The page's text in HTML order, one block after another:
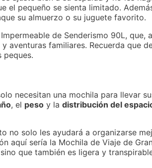
pequeño se sienta limitado.
su almuerzo o su juguete favorito.
de Senderismo 90L, que,
aventuras familiares. Recuerda que
peques.
necesitan una mochila para llevar
, el peso y la distribución del
no solo les ayudará a organizarse
aquí sería la Mochila de Viaje de
que también es ligera y